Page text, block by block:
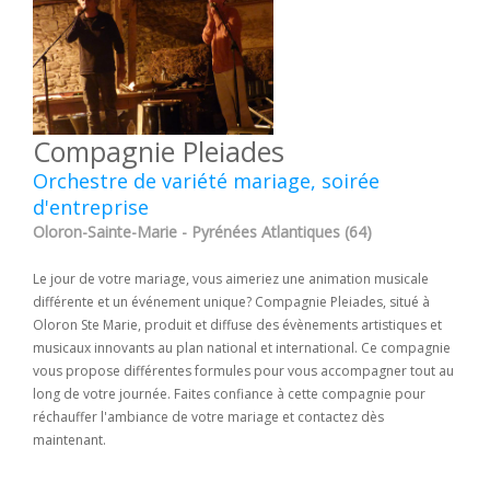
Compagnie Pleiades
Orchestre de variété mariage, soirée
d'entreprise
Oloron-Sainte-Marie - Pyrénées Atlantiques (64)
Le jour de votre mariage, vous aimeriez une animation musicale
différente et un événement unique? Compagnie Pleiades, situé à
Oloron Ste Marie, produit et diffuse des évènements artistiques et
musicaux innovants au plan national et international. Ce compagnie
vous propose différentes formules pour vous accompagner tout au
long de votre journée. Faites confiance à cette compagnie pour
réchauffer l'ambiance de votre mariage et contactez dès
maintenant.